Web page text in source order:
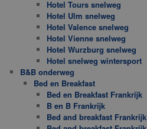
Hotel Tours snelweg
Hotel Ulm snelweg
Hotel Valence snelweg
Hotel Vienne snelweg
Hotel Wurzburg snelweg
Hotel snelweg wintersport
B&B onderweg
Bed en Breakfast
Bed en Breakfast Frankrijk
B en B Frankrijk
Bed and breakfast Frankrijk